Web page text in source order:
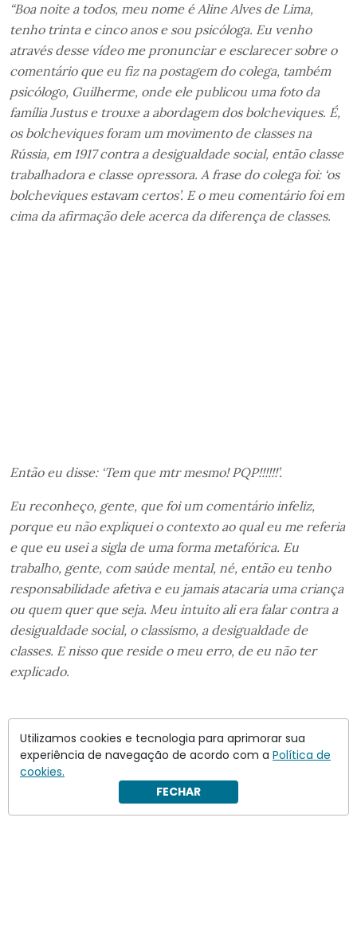
“Boa noite a todos, meu nome é Aline Alves de Lima,
tenho trinta e cinco anos e sou psicóloga. Eu venho
através desse vídeo me pronunciar e esclarecer sobre o
comentário que eu fiz na postagem do colega, também
psicólogo, Guilherme, onde ele publicou uma foto da
família Justus e trouxe a abordagem dos bolcheviques. É,
os bolcheviques foram um movimento de classes na
Rússia, em 1917 contra a desigualdade social, então classe
trabalhadora e classe opressora. A frase do colega foi: ‘os
bolcheviques estavam certos’. E o meu comentário foi em
cima da afirmação dele acerca da diferença de classes.
Então eu disse: ‘Tem que mtr mesmo! PQP!!!!!!’.
Eu reconheço, gente, que foi um comentário infeliz,
porque eu não expliquei o contexto ao qual eu me referia
e que eu usei a sigla de uma forma metafórica. Eu
trabalho, gente, com saúde mental, né, então eu tenho
responsabilidade afetiva e eu jamais atacaria uma criança
ou quem quer que seja. Meu intuito ali era falar contra a
desigualdade social, o classismo, a desigualdade de
classes. E nisso que reside o meu erro, de eu não ter
explicado.
Utilizamos cookies e tecnologia para aprimorar sua
experiência de navegação de acordo com a Política de
cookies.
FECHAR